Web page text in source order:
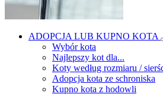
ADOPCJA LUB KUPNO KOTA
Wybór kota
Najlepszy kot dla...
Koty według rozmiaru /
Adopcja kota ze schroniska
Kupno kota z hodowli